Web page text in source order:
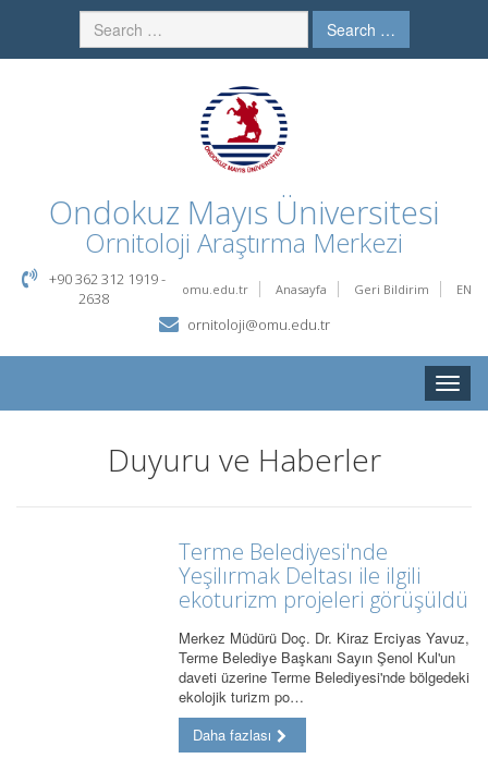
Search …
Ondokuz Mayıs Üniversitesi
Ornitoloji Araştırma Merkezi
omu.edu.tr Anasayfa Geri Bildirim EN
+90 362 312 1919 -
2638
ornitoloji@omu.edu.tr
Toggle
Duyuru ve Haberler
Terme Belediyesi'nde
Yeşilırmak Deltası ile ilgili
ekoturizm projeleri görüşüldü
Merkez Müdürü Doç. Dr. Kiraz Erciyas Yavuz,
Terme Belediye Başkanı Sayın Şenol Kul'un
daveti üzerine Terme Belediyesi'nde bölgedeki
ekolojik turizm po…
Daha fazlası